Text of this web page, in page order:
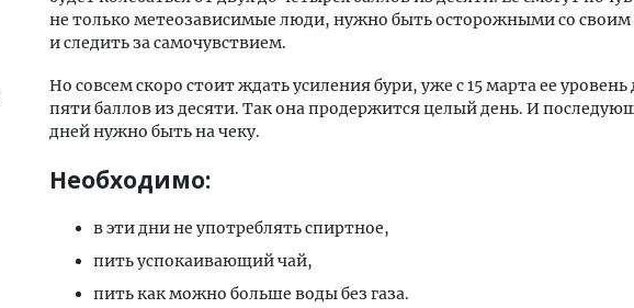
не только метеозависимые люди, нужно быть осторожными со своим
и следить за самочувствием.
Но совсем скоро стоит ждать усиления бури, уже с 15 марта ее уровень
пяти баллов из десяти. Так она продержится целый день. И
дней нужно быть на чеку.
Необходимо:
в эти дни не употреблять спиртное,
пить успокаивающий чай,
пить как можно больше воды без газа.